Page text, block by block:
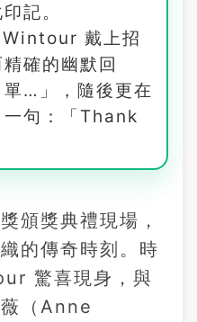
記。
戴上招
確的幽默回
單…」，隨後更在
一句：「Thank
頒獎典禮現場，
的傳奇時刻。時
驚喜現身，與
（Anne